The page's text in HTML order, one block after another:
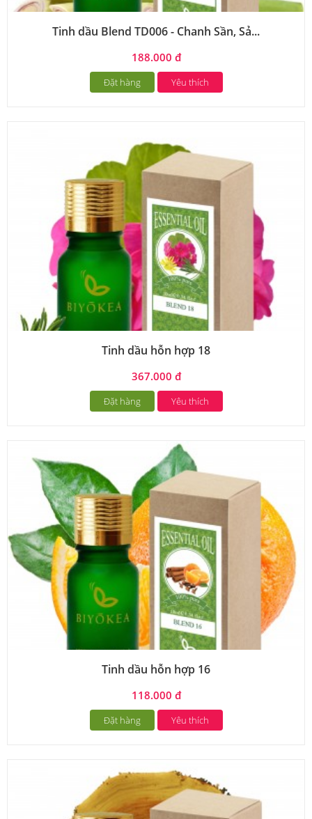
Tinh dầu Blend TD006 - Chanh Sần, Sả...
188.000 đ
Đặt hàng Yêu thích
Tinh dầu hỗn hợp 18
367.000 đ
Đặt hàng Yêu thích
Tinh dầu hỗn hợp 16
118.000 đ
Đặt hàng Yêu thích